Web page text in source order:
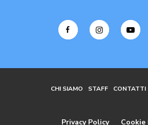
CHI SIAMO STAFF CONTATTI
Privacy Policy Cookie